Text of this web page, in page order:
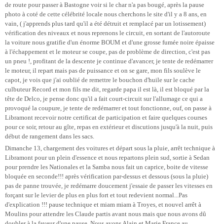
de route pour passer à Bastogne voir si le char n'a pas bougé, après la pause
photo à coté de cette célébrité locale nous cherchons le site d'il y a 8 ans, en
vain, ( j'apprends plus tard qu'il a été détruit et remplacé par un lotissement)
vérification des niveaux et nous reprenons le circuit, en sortant de l'autoroute
la voiture nous gratifie d'un énorme BOUM et d'une grosse fumée noire épaisse
à l'échappement et le moteur se coupe, pas de problème de direction, c'est pas
un pneu !, profitant de la descente je continue d'avancer, je tente de redémarrer
le moteur, il repart mais pas de puissance et on se gare, mon fils soulève le
capot, je vois que j'ai oublié de remettre le bouchon d'huile sur le cache
culbuteur Record et mon fils me dit, regarde papa il est là, il est bloqué par la
tête de Delco, je pense donc qu'il a fait court-circuit sur l'allumage ce qui a
provoqué la coupure, je tente de redémarrer et tout fonctionne, ouf, on passe à
Libramont recevoir notre certificat de participation et faire quelques courses
pour ce soir, retour au gîte, repas en extérieur et discutions jusqu'à la nuit, puis
début de rangement dans les sacs.
Dimanche 13, chargement des voitures et départ sous la pluie, arrêt technique à
Libramont pour un plein d'essence et nous repartons plein sud, sortie à Sedan
pour prendre les Nationales et la Samba nous fait un caprice, boite de vitesse
bloquée en seconde!!! après vérification par-dessus et dessous (sous la pluie)
pas de panne trouvée, je redémarre doucement j'essaie de passer les vitesses en
forçant sur le levier de plus en plus fort et tout redevient normal...Pas
d'explication !!! pause technique et miam miam à Troyes, et nouvel arrêt à
Moulins pour attendre les Claude partis avant nous mais que nous avons dû